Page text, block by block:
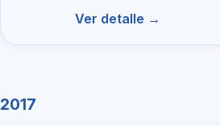
Ver detalle →
2017